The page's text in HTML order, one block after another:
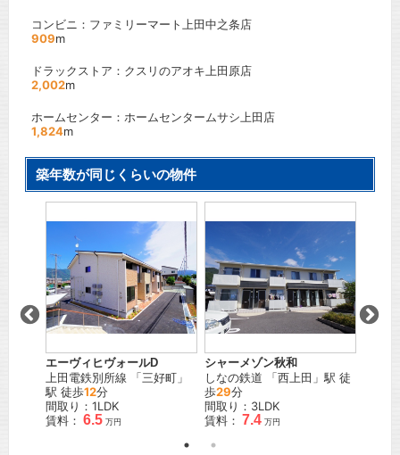
コンビニ：ファミリーマート上田中之条店
909m
ドラックストア：クスリのアオキ上田原店
2,002m
ホームセンター：ホームセンタームサシ上田店
1,824m
築年数が同じくらいの物件
エーヴィヒヴォールD
上田電鉄別所線 「三好町 」
駅 徒歩12分
間取り：1LDK
賃料： 6.5 万円
シャーメゾン秋和
しなの鉄道 「西上田 」駅 徒
歩29分
間取り：3LDK
賃料： 7.4 万円